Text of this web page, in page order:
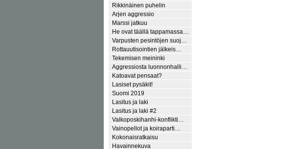
Rikkinäinen puhelin
Arjen aggressio
Marssi jatkuu
He ovat täällä tappamassa…
Varpusten pesintöjen suoj…
Rottauutisointien jälkeis…
Tekemisen meininki
Aggressiosta luonnonhalli…
Katoavat pensaat?
Lasiset pysäkit!
Suomi 2019
Lasitus ja laki
Lasitus ja laki #2
Valkoposkihanhi-konflikti…
Vainopellot ja koiraparti…
Kokonaisratkaisu
Havainnekuva